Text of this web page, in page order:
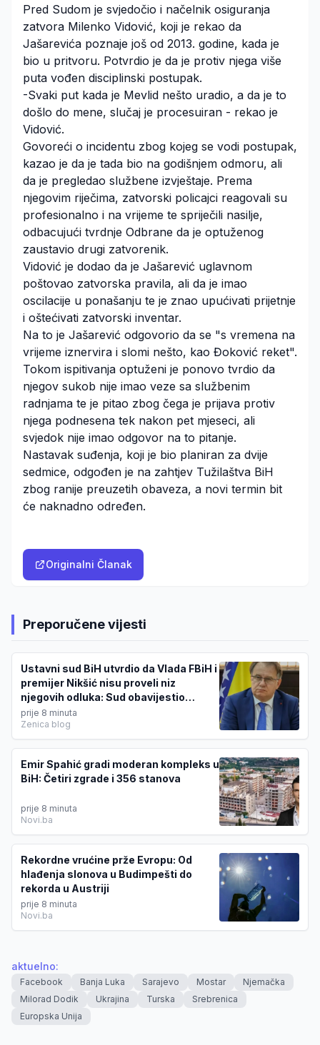
Pred Sudom je svjedočio i načelnik osiguranja
zatvora Milenko Vidović, koji je rekao da
Jašarevića poznaje još od 2013. godine, kada je
bio u pritvoru. Potvrdio je da je protiv njega više
puta vođen disciplinski postupak.
-Svaki put kada je Mevlid nešto uradio, a da je to
došlo do mene, slučaj je procesuiran - rekao je
Vidović.
Govoreći o incidentu zbog kojeg se vodi postupak,
kazao je da je tada bio na godišnjem odmoru, ali
da je pregledao službene izvještaje. Prema
njegovim riječima, zatvorski policajci reagovali su
profesionalno i na vrijeme te spriječili nasilje,
odbacujući tvrdnje Odbrane da je optuženog
zaustavio drugi zatvorenik.
Vidović je dodao da je Jašarević uglavnom
poštovao zatvorska pravila, ali da je imao
oscilacije u ponašanju te je znao upućivati prijetnje
i oštećivati zatvorski inventar.
Na to je Jašarević odgovorio da se "s vremena na
vrijeme iznervira i slomi nešto, kao Đoković reket".
Tokom ispitivanja optuženi je ponovo tvrdio da
njegov sukob nije imao veze sa službenim
radnjama te je pitao zbog čega je prijava protiv
njega podnesena tek nakon pet mjeseci, ali
svjedok nije imao odgovor na to pitanje.
Nastavak suđenja, koji je bio planiran za dvije
sedmice, odgođen je na zahtjev Tužilaštva BiH
zbog ranije preuzetih obaveza, a novi termin bit
će naknadno određen.
Originalni Članak
Preporučene vijesti
Ustavni sud BiH utvrdio da Vlada FBiH i
premijer Nikšić nisu proveli niz
njegovih odluka: Sud obavijestio
državno Tužilaštvo
prije 8 minuta
Zenica blog
Emir Spahić gradi moderan kompleks u
BiH: Četiri zgrade i 356 stanova
prije 8 minuta
Novi.ba
Rekordne vrućine prže Evropu: Od
hlađenja slonova u Budimpešti do
rekorda u Austriji
prije 8 minuta
Novi.ba
aktuelno:
Facebook Banja Luka Sarajevo Mostar
Njemačka
Milorad Dodik
Ukrajina Turska
Srebrenica
Europska Unija